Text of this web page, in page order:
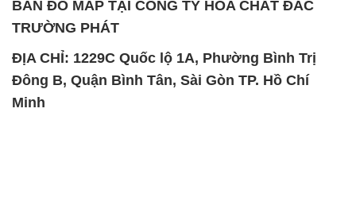
BẢN ĐỒ MAP TẠI CÔNG TY HÓA CHẤT ĐẮC
TRƯỜNG PHÁT
ĐỊA CHỈ: 1229C Quốc lộ 1A, Phường Bình Trị
Đông B, Quận Bình Tân, Sài Gòn TP. Hồ Chí
Minh